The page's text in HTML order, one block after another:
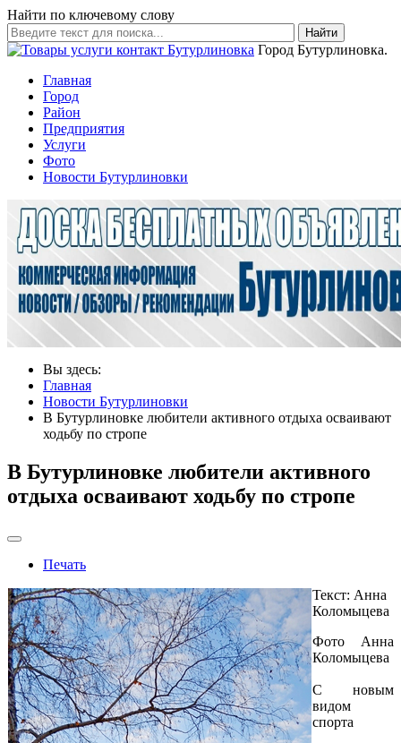
Найти по ключевому слову
Найти
Город Бутурлиновка.
Главная
Город
Район
Предприятия
Услуги
Фото
Новости Бутурлиновки
Вы здесь:
Главная
Новости Бутурлиновки
В Бутурлиновке любители активного отдыха осваивают
ходьбу по стропе
В Бутурлиновке любители активного
отдыха осваивают ходьбу по стропе
Печать
Текст: Анна
Коломыцева
Фото Анна
Коломыцева
С новым
видом
спорта